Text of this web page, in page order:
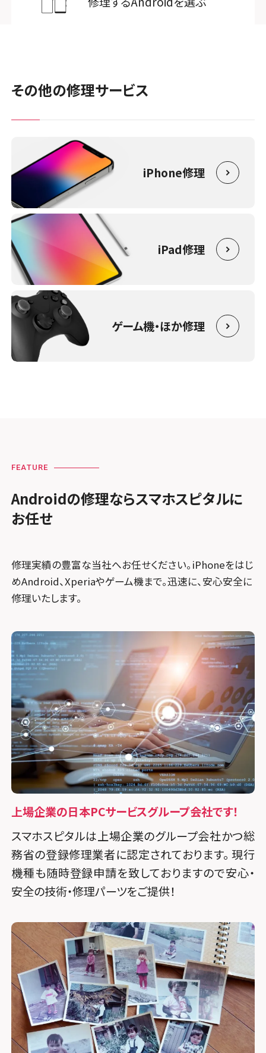
その他の修理サービス
iPhone修理
iPad修理
ゲーム機・ほか修理
FEATURE
Androidの修理ならスマホスピタルに
お任せ
修理実績の豊富な当社へお任せください。iPhoneをはじ
めAndroid、Xperiaやゲーム機まで。迅速に、安心安全に
修理いたします。
上場企業の日本PCサービスグループ会社です！
スマホスピタルは上場企業のグループ会社かつ総
務省の登録修理業者に認定されております。 現行
機種も随時登録申請を致しておりますので安心・
安全の技術・修理パーツをご提供！